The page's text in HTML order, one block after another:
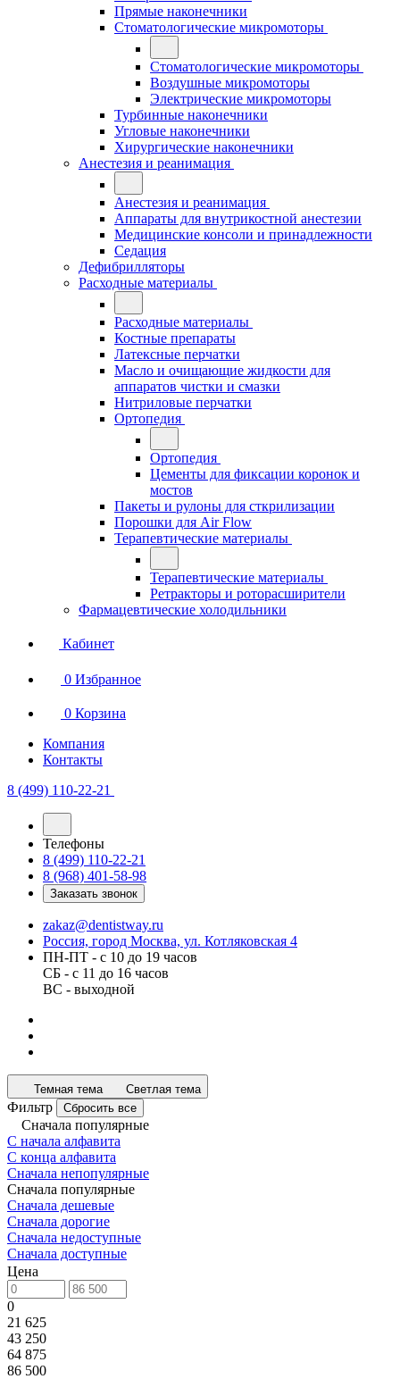
Прямые наконечники
Стоматологические микромоторы
Стоматологические микромоторы
Воздушные микромоторы
Электрические микромоторы
Турбинные наконечники
Угловые наконечники
Хирургические наконечники
Анестезия и реанимация
Анестезия и реанимация
Аппараты для внутрикостной анестезии
Медицинские консоли и принадлежности
Седация
Дефибрилляторы
Расходные материалы
Расходные материалы
Костные препараты
Латексные перчатки
Масло и очищающие жидкости для
аппаратов чистки и смазки
Нитриловые перчатки
Ортопедия
Ортопедия
Цементы для фиксации коронок и
мостов
Пакеты и рулоны для сткрилизации
Порошки для Air Flow
Терапевтические материалы
Терапевтические материалы
Ретракторы и роторасширители
Фармацевтические холодильники
Кабинет
0 Избранное
0 Корзина
Компания
Контакты
8 (499) 110-22-21
Телефоны
8 (499) 110-22-21
8 (968) 401-58-98
Заказать звонок
zakaz@dentistway.ru
Россия, город Москва, ул. Котляковская 4
ПН-ПТ - с 10 до 19 часов
СБ - с 11 до 16 часов
ВС - выходной
Темная тема Светлая тема
Фильтр Сбросить все
Сначала популярные
С начала алфавита
С конца алфавита
Сначала непопулярные
Сначала популярные
Сначала дешевые
Сначала дорогие
Сначала недоступные
Сначала доступные
Цена
0
21 625
43 250
64 875
86 500